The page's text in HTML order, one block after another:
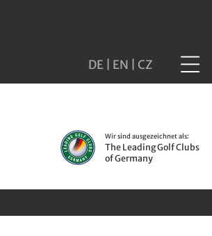
DE EN CZ
Wir sind ausgezeichnet als:
The Leading Golf Clubs
of Germany